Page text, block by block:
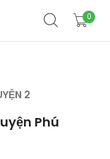
0
2
Phú